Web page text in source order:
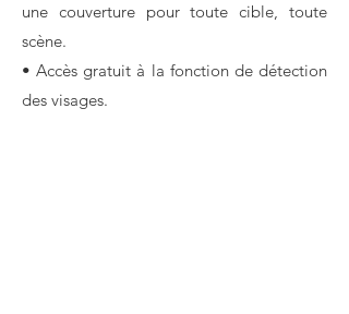
une couverture pour toute cible, toute
scène.
• Accès gratuit à la fonction de détection
des visages.